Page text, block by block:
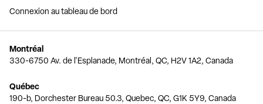
Connexion au tableau de bord
Montréal
330-6750 Av. de l'Esplanade, Montréal, QC, H2V 1A2, Canada
Québec
190-b, Dorchester Bureau 50.3, Quebec, QC, G1K 5Y9, Canada